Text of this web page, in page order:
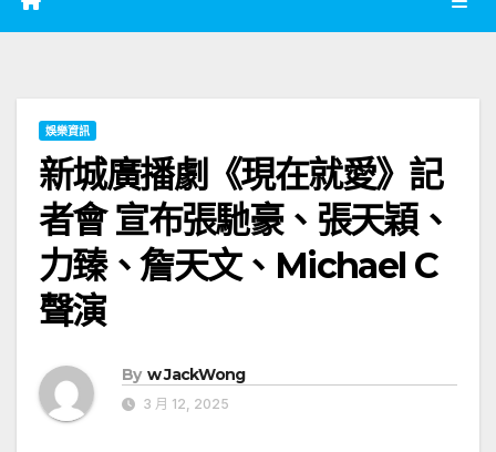
娛樂資訊
新城廣播劇《現在就愛》記
者會 宣布張馳豪、張天穎、
力臻、詹天文、Michael C
聲演
By w JackWong
3 月 12, 2025